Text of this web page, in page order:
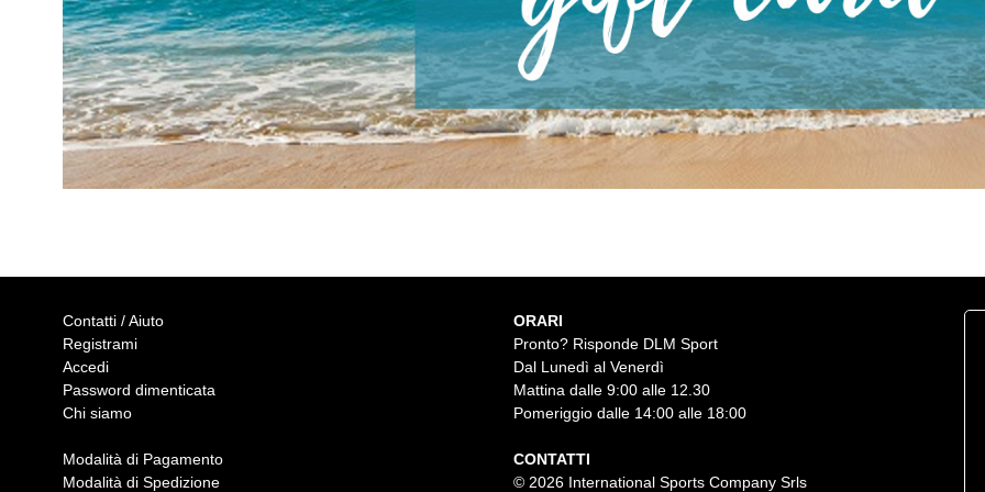
Contatti / Aiuto
Registrami
Accedi
Password dimenticata
Chi siamo
Modalità di Pagamento
Modalità di Spedizione
ORARI
Pronto? Risponde DLM Sport
Dal Lunedì al Venerdì
Mattina dalle 9:00 alle 12.30
Pomeriggio dalle 14:00 alle 18:00
CONTATTI
© 2026 International Sports Company Srls